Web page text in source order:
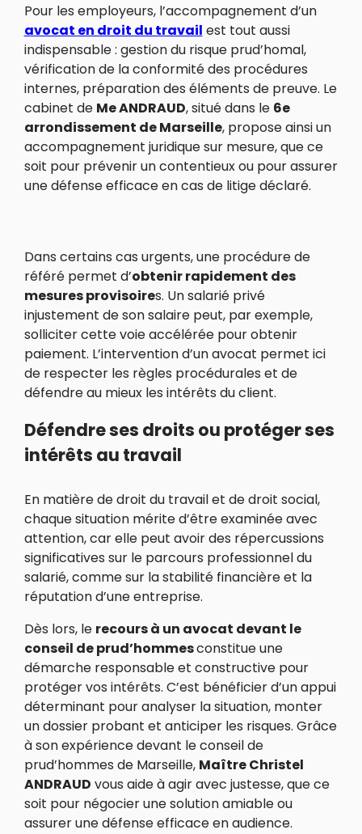
Pour les employeurs, l’accompagnement d’un
avocat en droit du travail est tout aussi
indispensable : gestion du risque prud’homal,
vérification de la conformité des procédures
internes, préparation des éléments de preuve. Le
cabinet de Me ANDRAUD, situé dans le 6e
arrondissement de Marseille, propose ainsi un
accompagnement juridique sur mesure, que ce
soit pour prévenir un contentieux ou pour assurer
une défense efficace en cas de litige déclaré.
Dans certains cas urgents, une procédure de
référé permet d’obtenir rapidement des
mesures provisoires. Un salarié privé
injustement de son salaire peut, par exemple,
solliciter cette voie accélérée pour obtenir
paiement. L’intervention d’un avocat permet ici
de respecter les règles procédurales et de
défendre au mieux les intérêts du client.
Défendre ses droits ou protéger ses
intérêts au travail
En matière de droit du travail et de droit social,
chaque situation mérite d’être examinée avec
attention, car elle peut avoir des répercussions
significatives sur le parcours professionnel du
salarié, comme sur la stabilité financière et la
réputation d’une entreprise.
Dès lors, le recours à un avocat devant le
conseil de prud’hommesconstitue une
démarche responsable et constructive pour
protéger vos intérêts. C’est bénéficier d’un appui
déterminant pour analyser la situation, monter
un dossier probant et anticiper les risques. Grâce
à son expérience devant le conseil de
prud’hommes de Marseille, Maître Christel
ANDRAUD vous aide à agir avec justesse, que ce
soit pour négocier une solution amiable ou
assurer une défense efficace en audience.